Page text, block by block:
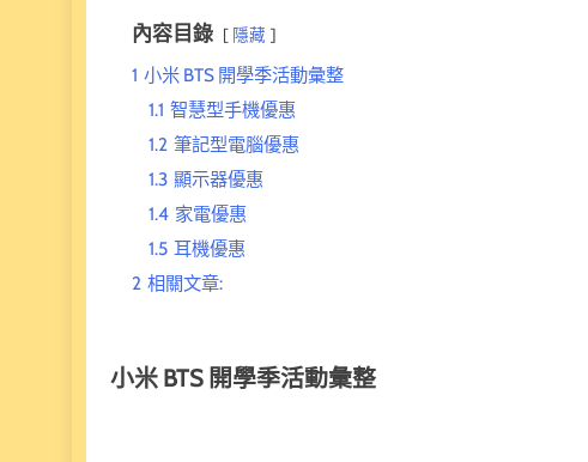
內容目錄 隱藏
1 小米 BTS 開學季活動彙整
1.1 智慧型手機優惠
1.2 筆記型電腦優惠
1.3 顯示器優惠
1.4 家電優惠
1.5 耳機優惠
2 相關文章:
小米 BTS 開學季活動彙整